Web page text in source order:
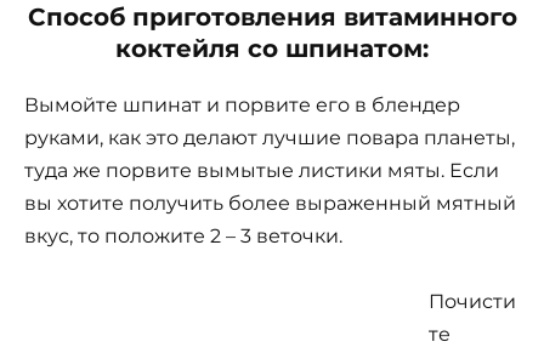
Способ приготовления витаминного
коктейля со шпинатом:
Вымойте шпинат и порвите его в блендер
руками, как это делают лучшие повара планеты,
туда же порвите вымытые листики мяты. Если
вы хотите получить более выраженный мятный
вкус, то положите 2 – 3 веточки.
Почисти
те